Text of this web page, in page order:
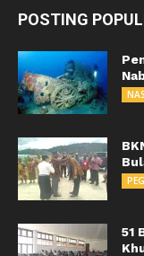
POSTING
51